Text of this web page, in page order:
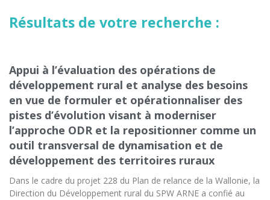
Résultats de votre recherche :
Appui à l’évaluation des opérations de
développement rural et analyse des besoins
en vue de formuler et opérationnaliser des
pistes d’évolution visant à moderniser
l’approche ODR et la repositionner comme un
outil transversal de dynamisation et de
développement des territoires ruraux
Dans le cadre du projet 228 du Plan de relance de la Wallonie, la
Direction du Développement rural du SPW ARNE a confié au